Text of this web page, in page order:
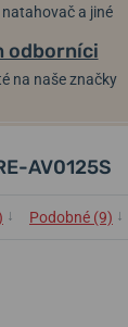
a jiné
odborníci
na naše značky
AV0125S
↓ Podobné (9) ↓